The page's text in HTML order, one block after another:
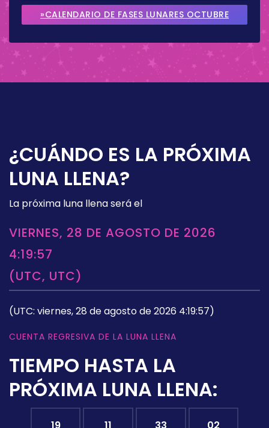
SEPTIEMBRE 2026
»CALENDARIO DE FASES LUNARES OCTUBRE
¿CUÁNDO ES LA PRÓXIMA
LUNA LLENA?
La próxima luna llena será el
VIERNES, 28 DE AGOSTO DE 2026
4:19:57
(UTC, UTC)
(UTC: viernes, 28 de agosto de 2026 4:19:57)
CUENTA REGRESIVA DE LA LUNA LLENA
TIEMPO HASTA LA
PRÓXIMA LUNA LLENA:
19 11 33 01